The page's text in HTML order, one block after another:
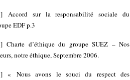
] Accord sur la responsabilité sociale du
EDF p.3
]Charte d’éthique du groupe SUEZ – Nos
notre éthique, Septembre 2006.
] « Nous avons le souci du respect des